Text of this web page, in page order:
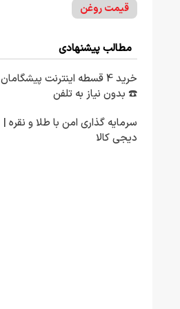
قیمت روغن
مطالب پیشنهادی
خرید 4 قسطه اینترنت پیشگامان
☎️ بدون نیاز به تلفن
سرمایه گذاری امن با طلا و نقره |
دیجی کالا